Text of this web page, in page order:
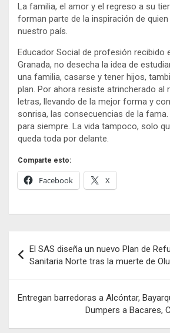
La familia, el amor y el regreso a su
forman parte de la inspiración de
nuestro país.
Educador Social de profesión recibido
Granada, no desecha la idea de
una familia, casarse y tener hijos,
plan. Por ahora resiste atrincherado al
letras, llevando de la mejor forma y
sonrisa, las consecuencias de la fama.
para siempre. La vida tampoco, solo
queda toda por delante.
Comparte esto:
Facebook X
de
entradas
El SAS diseña un nuevo Plan de
Sanitaria Norte tras la muerte de
Entregan barredoras a Alcóntar,
Dumpers a Bacares,